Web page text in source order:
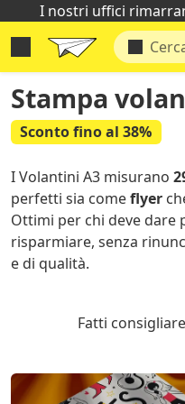
I nostri uffici
Stampa
Sconto fino al 38%
I Volantini A3 misurano
perfetti sia comeflyer
Ottimi per chi deve dare
risparmiare, senza
e di qualità.
Fatti